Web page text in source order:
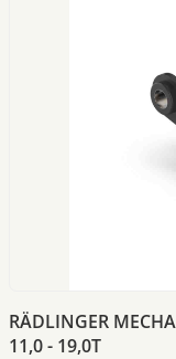
RÄDLINGER
11,0 - 19,0T